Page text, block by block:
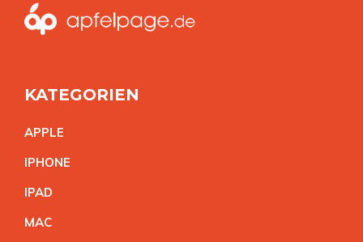
KATEGORIEN
APPLE
IPHONE
IPAD
MAC